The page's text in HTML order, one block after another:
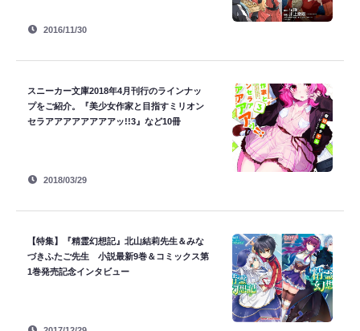
2016/11/30
スニーカー文庫2018年4月刊行のラインナッ
プをご紹介。『美少女作家と目指すミリオン
セラアアアアアアアアッ!!3』など10冊
2018/03/29
【特集】『精霊幻想記』北山結莉先生＆みな
づきふたご先生 小説最新9巻＆コミックス第
1巻発売記念インタビュー